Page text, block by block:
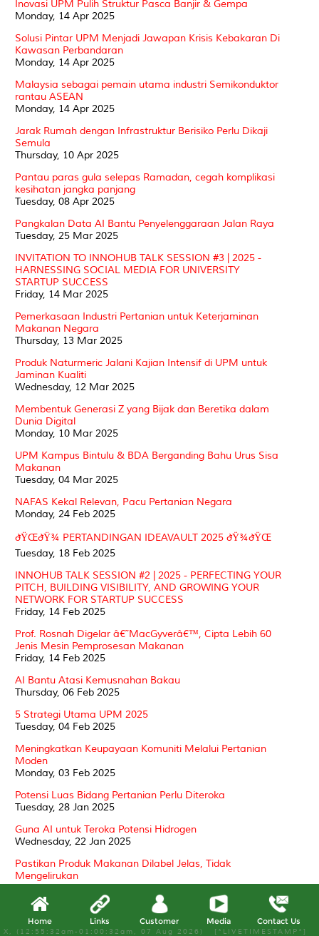
Inovasi UPM Pulih Struktur Pasca Banjir & Gempa
Monday, 14 Apr 2025
Solusi Pintar UPM Menjadi Jawapan Krisis Kebakaran Di
Kawasan Perbandaran
Monday, 14 Apr 2025
Malaysia sebagai pemain utama industri Semikonduktor
rantau ASEAN
Monday, 14 Apr 2025
Jarak Rumah dengan Infrastruktur Berisiko Perlu Dikaji
Semula
Thursday, 10 Apr 2025
Pantau paras gula selepas Ramadan, cegah komplikasi
kesihatan jangka panjang
Tuesday, 08 Apr 2025
Pangkalan Data AI Bantu Penyelenggaraan Jalan Raya
Tuesday, 25 Mar 2025
INVITATION TO INNOHUB TALK SESSION #3 | 2025 -
HARNESSING SOCIAL MEDIA FOR UNIVERSITY
STARTUP SUCCESS
Friday, 14 Mar 2025
Pemerkasaan Industri Pertanian untuk Keterjaminan
Makanan Negara
Thursday, 13 Mar 2025
Produk Naturmeric Jalani Kajian Intensif di UPM untuk
Jaminan Kualiti
Wednesday, 12 Mar 2025
Membentuk Generasi Z yang Bijak dan Beretika dalam
Dunia Digital
Monday, 10 Mar 2025
UPM Kampus Bintulu & BDA Berganding Bahu Urus Sisa
Makanan
Tuesday, 04 Mar 2025
NAFAS Kekal Relevan, Pacu Pertanian Negara
Monday, 24 Feb 2025
ðŸŒðŸ¾ PERTANDINGAN IDEAVAULT 2025 ðŸ¾ðŸŒ
Tuesday, 18 Feb 2025
INNOHUB TALK SESSION #2 | 2025 - PERFECTING YOUR
PITCH, BUILDING VISIBILITY, AND GROWING YOUR
NETWORK FOR STARTUP SUCCESS
Friday, 14 Feb 2025
Prof. Rosnah Digelar â€˜MacGyverâ€™, Cipta Lebih 60
Jenis Mesin Pemprosesan Makanan
Friday, 14 Feb 2025
AI Bantu Atasi Kemusnahan Bakau
Thursday, 06 Feb 2025
5 Strategi Utama UPM 2025
Tuesday, 04 Feb 2025
Meningkatkan Keupayaan Komuniti Melalui Pertanian
Moden
Monday, 03 Feb 2025
Potensi Luas Bidang Pertanian Perlu Diteroka
Tuesday, 28 Jan 2025
Guna AI untuk Teroka Potensi Hidrogen
Wednesday, 22 Jan 2025
Pastikan Produk Makanan Dilabel Jelas, Tidak
Mengelirukan
Tuesday, 21 Jan 2025
INNOHUB TALK SESSION #1 | 2025 - MASTERING
DIRECTORS' POWERS AND DUTIES: LEGAL
Home Links Customer Media Contact Us
X, (12:55:32am-01:00:32am, 07 Aug 2026) [*LIVETIMESTAMP*]